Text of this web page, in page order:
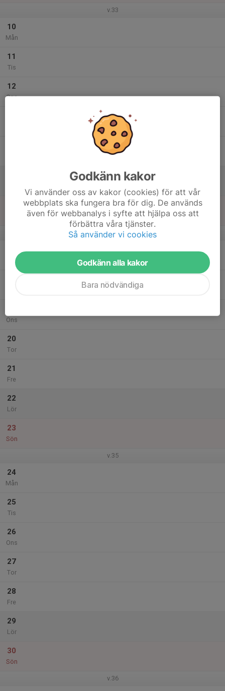
v.33
10
Mån
11
Tis
12
Ons
v.34
Mån
Ons
20
Tor
21
Fre
22
Lör
23
Sön
v.35
24
Mån
25
Tis
26
Ons
27
Tor
28
Fre
29
Lör
30
Sön
v.36
Godkänn kakor
Vi använder oss av kakor (cookies) för att vår
webbplats ska fungera bra för dig. De används
även för webbanalys i syfte att hjälpa oss att
förbättra våra tjänster.
Så använder vi cookies
Godkänn alla kakor
Bara nödvändiga